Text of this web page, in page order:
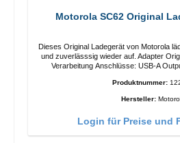
Motorola SC62 Original
Dieses Original Ladegerät von Motorola
und zuverlässsig wieder auf. Adapter Original Motorola Hochwertige
Verarbeitung Anschlüsse:
Produktnummer:
Hersteller:
Login für Preise und